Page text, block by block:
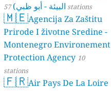
البيئة - أبو ظبي) 57 stations
🇲🇪Agencija Za Zaštitu
Prirode I životne Sredine -
Montenegro Environement
Protection Agency 10
stations
🇫🇷Air Pays De La Loire